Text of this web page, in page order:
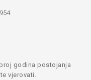
godina postojanja
vjerovati.